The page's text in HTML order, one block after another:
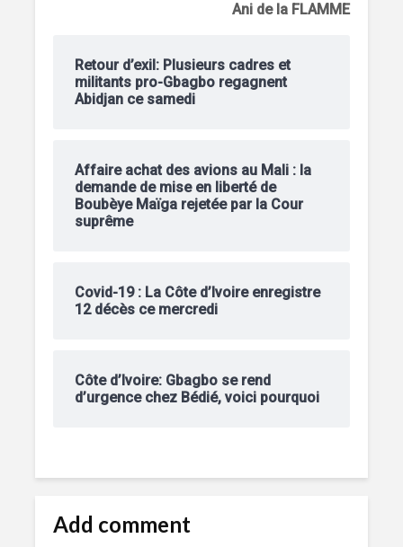
Ani de la FLAMME
Retour d’exil: Plusieurs cadres et
militants pro-Gbagbo regagnent
Abidjan ce samedi
Affaire achat des avions au Mali : la
demande de mise en liberté de
Boubèye Maïga rejetée par la Cour
suprême
Covid-19 : La Côte d’Ivoire enregistre
12 décès ce mercredi
Côte d’Ivoire: Gbagbo se rend
d’urgence chez Bédié, voici pourquoi
Add comment